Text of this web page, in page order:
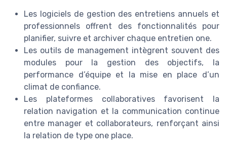
Les logiciels de gestion des entretiens annuels et
professionnels offrent des fonctionnalités pour
planifier, suivre et archiver chaque entretien one.
Les outils de management intègrent souvent des
modules pour la gestion des objectifs, la
performance d’équipe et la mise en place d’un
climat de confiance.
Les plateformes collaboratives favorisent la
relation navigation et la communication continue
entre manager et collaborateurs, renforçant ainsi
la relation de type one place.